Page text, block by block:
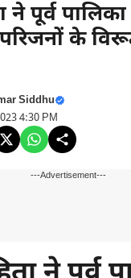
ने पूर्व
के
Siddhu
4:30 PM
---Advertisement---